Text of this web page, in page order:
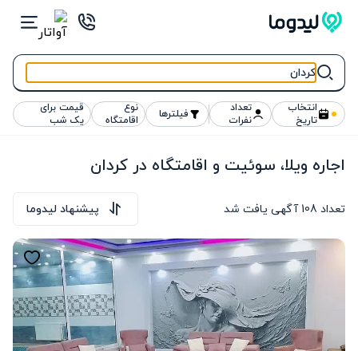
انتخاب
تاریخ
تعداد
نفرات فیلترها نوع
اقامتگاه
قیمت برای
یک شب
اجاره ویلا، سوئیت و اقامتگاه در کردان
تعداد 108آگهی یافت شد پیشنهاد لیدوما